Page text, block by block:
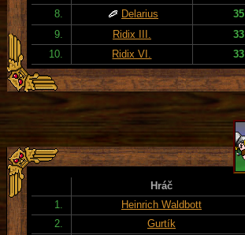
8.
Delarius 35
9.
Ridix III. 33
10.
Ridix VI. 33
Hráč
1.
Heinrich Waldbott
2.
Gurtík